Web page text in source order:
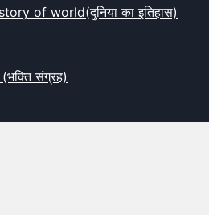
of world(दुनिया का इतिहास)
संग्रह)